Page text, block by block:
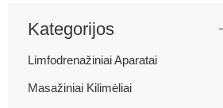
Kategorijos
Limfodrenažiniai Aparatai
Masažiniai Kilimėliai